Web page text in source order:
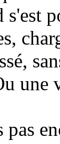
s'est
une
pas